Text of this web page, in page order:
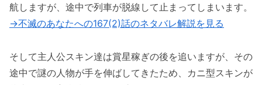
航しますが、途中で列車が脱線して止まってしまいます。
→不滅のあなたへの167(2)話のネタバレ解説を見る
そして主人公スキン達は賞星稼ぎの後を追いますが、その
途中で謎の人物が手を伸ばしてきたため、カニ型スキンが